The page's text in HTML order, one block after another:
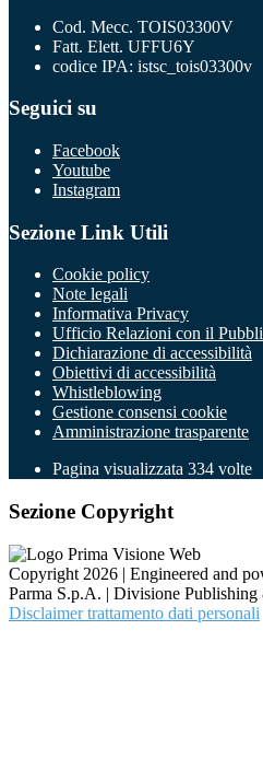
Cod. Mecc. TOIS03300V
Fatt. Elett. UFFU6Y
codice IPA: istsc_tois03300v
Seguici su
Facebook
Youtube
Instagram
Sezione Link Utili
Cookie policy
Note legali
Informativa Privacy
Ufficio Relazioni con il
Dichiarazione di accessibilità
Obiettivi di accessibilità
Whistleblowing
Gestione consensi cookie
Amministrazione trasparente
Pagina visualizzata 334 volte
Sezione Copyright
Copyright 2026 | Engineered and
Parma S.p.A. | Divisione
Disclaimer trattamento dati personali